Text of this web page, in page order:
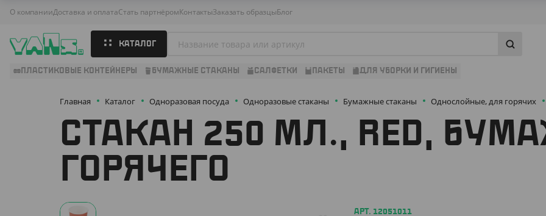
О компанииДоставка и оплатаСтать партнёромКонтактыЗаказать образцыБлог
КАТАЛОГ
ПЛАСТИКОВЫЕ КОНТЕЙНЕРЫ БУМАЖНЫЕ СТАКАНЫ САЛФЕТКИ ПАКЕТЫ ДЛЯ УБОРКИ И ГИГИЕНЫ
Главная Каталог Одноразовая посуда Одноразовые стаканы Бумажные стаканы Однослойные, для горячих
СТАКАН 250 МЛ., RED,
ГОРЯЧЕГО
АРТ. 12051011